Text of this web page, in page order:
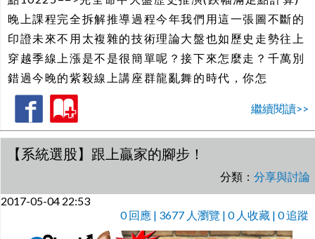
晚上課程完全拆解推導過程今年我們用這一張圖不斷的
印證未來不用太複雜的技術理論大盤也如歷史走勢往上
穿越季線上漲是不是很簡單呢？接下來怎麼走？千萬別
錯過今晚的紫殺線上講座群龍亂舞的時代，你怎
繼續閱讀>>
【系統選股】跟上贏家的腳步！
分類： 分享與討論
2017-05-04 22:53
0回應 | 3677 人瀏覽 | 0 人收藏 | 0 追蹤